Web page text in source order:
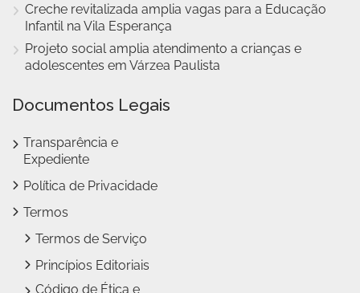
Creche revitalizada amplia vagas para a Educação
Infantil na Vila Esperança
Projeto social amplia atendimento a crianças e
adolescentes em Várzea Paulista
Documentos Legais
Transparência e
Expediente
Política de Privacidade
Termos
Termos de Serviço
Princípios Editoriais
Código de Ética e